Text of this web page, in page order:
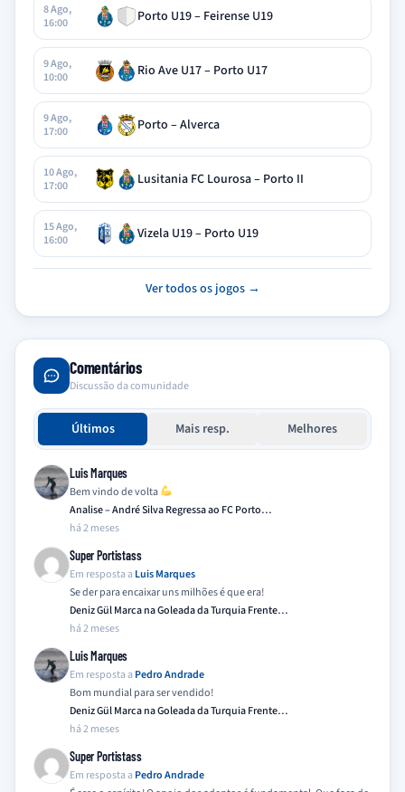
8 Ago,
16:00
Porto U19 – Feirense U19
9 Ago,
10:00
Rio Ave U17 – Porto U17
9 Ago,
17:00
Porto – Alverca
10 Ago,
17:00
Lusitania FC Lourosa – Porto II
15 Ago,
16:00
Vizela U19 – Porto U19
Ver todos os jogos →
Comentários
Discussão da comunidade
Últimos Mais resp. Melhores
Luis Marques
Bem vindo de volta
Analise – André Silva Regressa ao FC Porto…
há 2 meses
Super Portistass
Em resposta a Luis Marques
Se der para encaixar uns milhões é que era!
Deniz Gül Marca na Goleada da Turquia Frente…
há 2 meses
Luis Marques
Em resposta a Pedro Andrade
Bom mundial para ser vendido!
Deniz Gül Marca na Goleada da Turquia Frente…
há 2 meses
Super Portistass
Em resposta a Pedro Andrade